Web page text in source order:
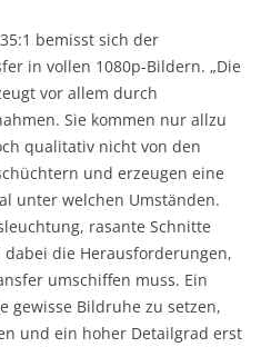
bemisst sich der
in vollen 1080p-Bildern. „Die
vor allem durch
Sie kommen nur allzu
qualitativ nicht von den
und erzeugen eine
unter welchen Umständen.
rasante Schnitte
die Herausforderungen,
umschiffen muss. Ein
gewisse Bildruhe zu setzen,
und ein hoher Detailgrad erst